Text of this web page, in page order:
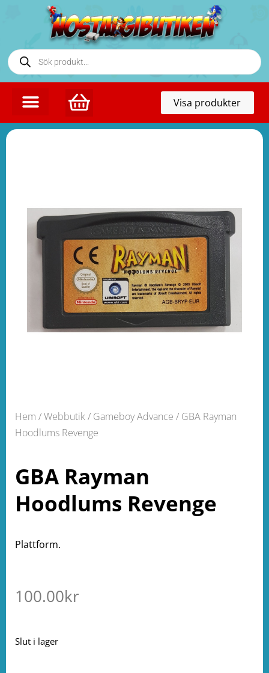
Visa produkter
Hem /Webbutik/ Gameboy Advance / GBA Rayman
Hoodlums Revenge
GBA Rayman
Hoodlums Revenge
Plattform.
100.00kr
Slut i lager